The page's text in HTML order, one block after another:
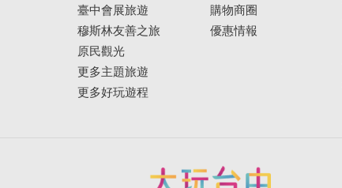
臺中會展旅遊
穆斯林友善之旅
原民觀光
更多主題旅遊
更多好玩遊程
購物商圈
優惠情報